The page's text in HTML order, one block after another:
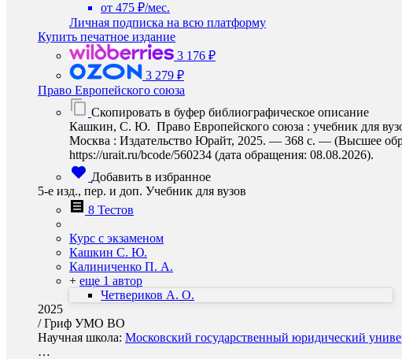
от 475 ₽/мес.
Личная подписка на всю платформу
Купить печатное издание
3 176 ₽
3 279 ₽
Право Европейского союза
Скопировать в буфер библиографическое описание
Кашкин, С. Ю. Право Европейского союза : учебник для
Москва : Издательство Юрайт, 2025. — 368 с. — (Высшее
https://urait.ru/bcode/560234 (дата обращения: 08.08.2026).
Добавить в избранное
5-е изд., пер. и доп. Учебник для вузов
8 Тестов
Курс с экзаменом
Кашкин С. Ю.
Калиниченко П. А.
+ еще 1 автор
Четвериков А. О.
2025
/Гриф УМО ВО
Научная школа: Московский государственный юридический
…